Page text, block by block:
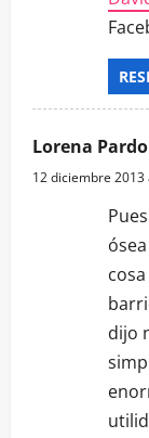
Lorena Pardo
12 diciembre 2013
dijo